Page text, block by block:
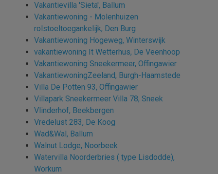
Vakantievilla 'Sieta', Ballum
Vakantiewoning - Molenhuizen
rolstoeltoegankelijk, Den Burg
Vakantiewoning Hogeweg, Winterswijk
vakantiewoning It Wetterhus, De Veenhoop
Vakantiewoning Sneekermeer, Offingawier
VakantiewoningZeeland, Burgh-Haamstede
Villa De Potten 93, Offingawier
Villapark Sneekermeer Villa 78, Sneek
Vlinderhof, Beekbergen
Vredelust 283, De Koog
Wad&Wal, Ballum
Walnut Lodge, Noorbeek
Watervilla Noorderbries ( type Lisdodde),
Workum